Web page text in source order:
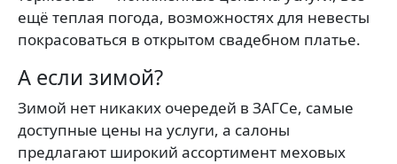
ещё теплая погода, возможностях для невесты
покрасоваться в открытом свадебном платье.
А если зимой?
Зимой нет никаких очередей в ЗАГСе, самые
доступные цены на услуги, а салоны
предлагают широкий ассортимент меховых